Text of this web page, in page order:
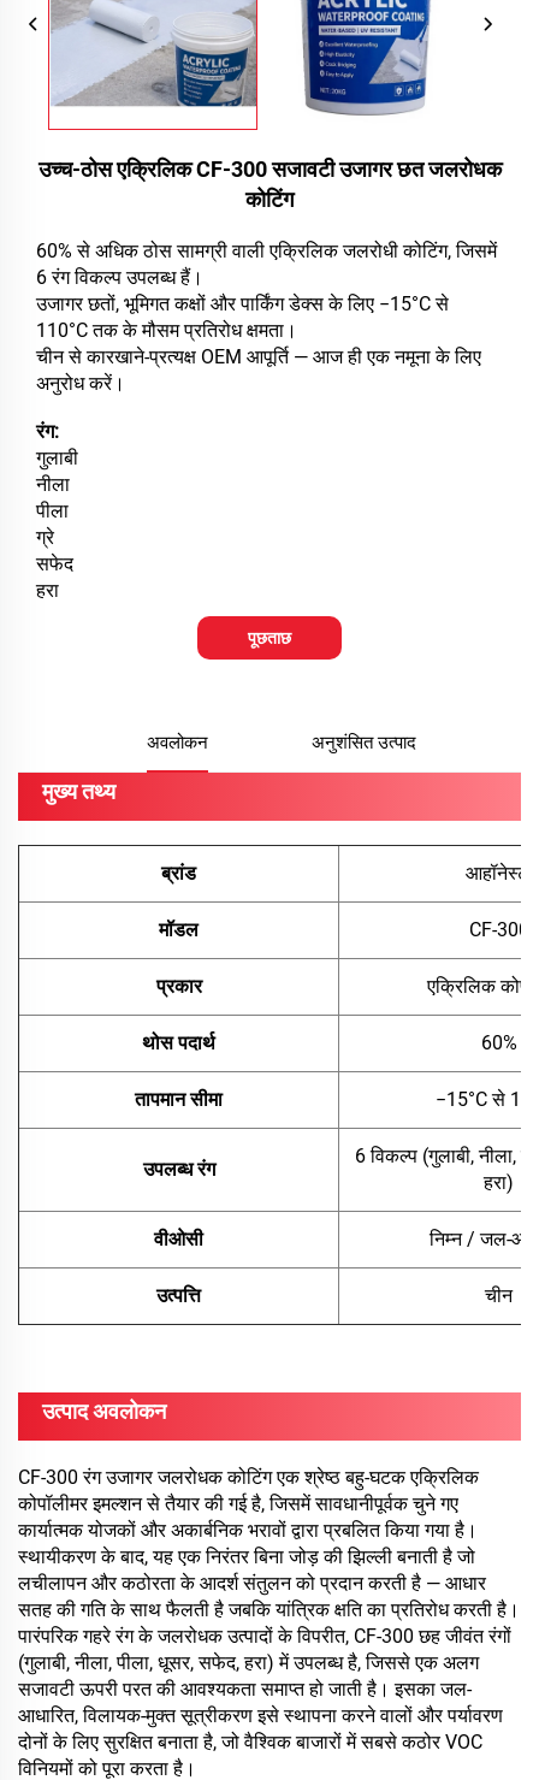
उच्च-ठोस एक्रिलिक CF-300 सजावटी उजागर छत जलरोधक
कोटिंग
60% से अधिक ठोस सामग्री वाली एक्रिलिक जलरोधी कोटिंग, जिसमें
6 रंग विकल्प उपलब्ध हैं।
उजागर छतों, भूमिगत कक्षों और पार्किंग डेक्स के लिए −15°C से
110°C तक के मौसम प्रतिरोध क्षमता।
चीन से कारखाने-प्रत्यक्ष OEM आपूर्ति — आज ही एक नमूना के लिए
अनुरोध करें।
रंग:
गुलाबी
नीला
पीला
ग्रे
सफेद
हरा
पूछताछ
अवलोकन अनुशंसित उत्पाद
मुख्य तथ्य
ब्रांड आहॉनेस्टी
मॉडल CF-300
प्रकार एक्रिलिक
थोस पदार्थ 60%
तापमान सीमा −15°C से
उपलब्ध रंग
6 विकल्प (गुलाबी, नीला,
हरा)
वीओसी निम्न / जल-
उत्पत्ति चीन
उत्पाद अवलोकन
CF-300 रंग उजागर जलरोधक कोटिंग एक श्रेष्ठ बहु-घटक एक्रिलिक
कोपॉलीमर इमल्शन से तैयार की गई है, जिसमें सावधानीपूर्वक चुने गए
कार्यात्मक योजकों और अकार्बनिक भरावों द्वारा प्रबलित किया गया है।
स्थायीकरण के बाद, यह एक निरंतर बिना जोड़ की झिल्ली बनाती है जो
लचीलापन और कठोरता के आदर्श संतुलन को प्रदान करती है — आधार
सतह की गति के साथ फैलती है जबकि यांत्रिक क्षति का प्रतिरोध करती है।
पारंपरिक गहरे रंग के जलरोधक उत्पादों के विपरीत, CF-300 छह जीवंत रंगों
(गुलाबी, नीला, पीला, धूसर, सफेद, हरा) में उपलब्ध है, जिससे एक अलग
सजावटी ऊपरी परत की आवश्यकता समाप्त हो जाती है। इसका जल-
आधारित, विलायक-मुक्त सूत्रीकरण इसे स्थापना करने वालों और पर्यावरण
दोनों के लिए सुरक्षित बनाता है, जो वैश्विक बाजारों में सबसे कठोर VOC
विनियमों को पूरा करता है।